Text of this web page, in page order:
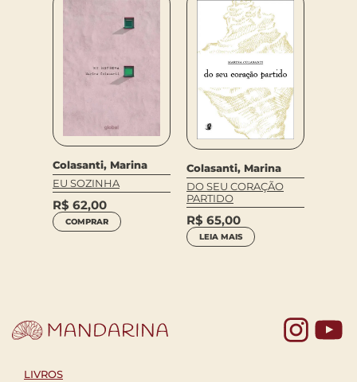
Colasanti, Marina
EU SOZINHA
R$ 62,00
COMPRAR
Colasanti, Marina
DO SEU CORAÇÃO
PARTIDO
R$ 65,00
LEIA MAIS
LIVROS